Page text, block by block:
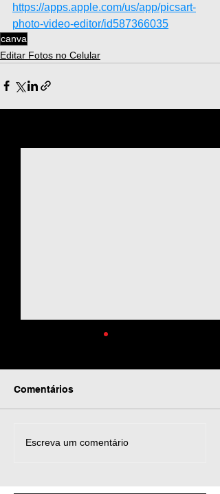
https://apps.apple.com/us/app/picsart-
photo-video-editor/id587366035
canva
Editar Fotos no Celular
1650 - Como Fazer Flyer
Comentários
Escreva um comentário